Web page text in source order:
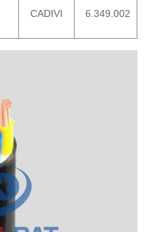
CADIVI 6.349.002